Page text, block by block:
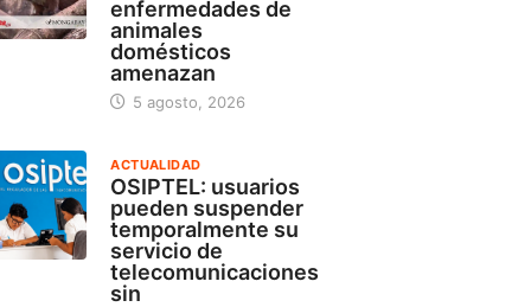
enfermedades de
animales
domésticos
amenazan
5 agosto, 2026
ACTUALIDAD
OSIPTEL: usuarios
pueden suspender
temporalmente su
servicio de
telecomunicaciones
sin